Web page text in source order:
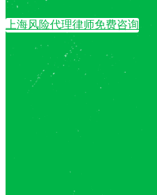
上海风险代理律师免费咨询